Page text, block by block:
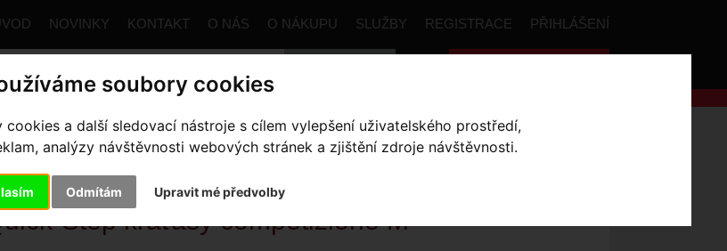
soubory cookies
a další sledovací nástroje s cílem vylepšení uživatelského prostředí,
analýzy návštěvnosti webových stránek a zjištění zdroje návštěvnosti.
Odmítám Upravit mé předvolby
NOVINKY KONTAKT O NÁS O NÁKUPU SLUŽBY REGISTRACE PŘIHLÁŠENÍ
pro jezdce Kraťasy Pánské Castelli Quick-Step kraťasy competizione 2
QUICK-STEP KRAŤASY COMPETIZIONE 2
Step kraťasy competizione M